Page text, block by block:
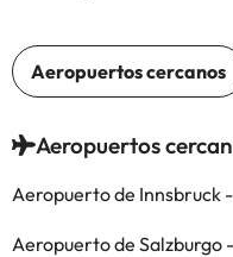
Aeropuertos
Aeropuerto de Innsbruck
Aeropuerto de Salzburgo